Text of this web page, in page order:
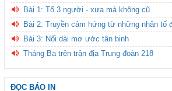
Bài 1: Tổ 3 người - xưa mà không cũ
Bài 2: Truyền cảm hứng từ những nhân tố
Bài 3: Nối dài mơ ước tân binh
Tháng Ba trên trận địa Trung đoàn 218
ĐỌC BÁO IN